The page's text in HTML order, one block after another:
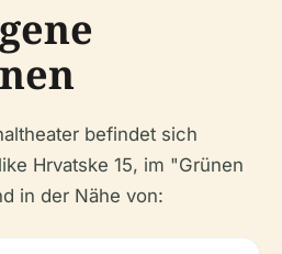
befindet sich
Hrvatske 15, im "Grünen
in der Nähe von: